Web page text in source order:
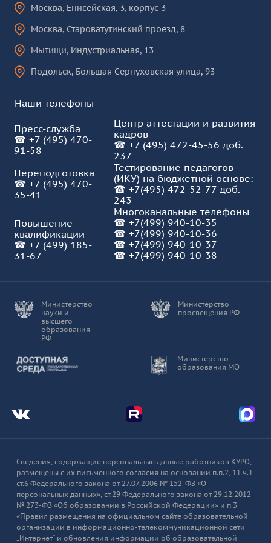
компетентность педагога, Шатура 1
PDF, 825.4 Кб
отклонениями в состоянии здоровья
КУРО с 27.02.2026
Медиация в образовании_
конфликтологическая
компетентность педагога, Шатура 2
гр. от 28.02.2026
Олигофренопедагогика с
27.02.2026_Ступино.
PDF, 1.1 Мб
Адаптивная физическая культура в
КУРО группа 1
Адаптивная физическая культура в
СПО, 380ч., №160-06 от 12.02.2026
Организационно-методическое
сопровождение дошкольного
образования в соответствии с ФОП
ДО № 102-06 от 03.02.2026, 388 ч,
Реутов
Москва, Енисейская, 3, корпус 3
Москва, Староватутинский проезд, 8
Мытищи, Индустриальная, 13
Подольск, Большая Серпуховская улица, 93
Наши телефоны
Пресс-служба
☎ +7 (495) 470-
91-58
Центр аттестации и развития
кадров
☎ +7 (495) 472-45-56 доб.
237
Переподготовка
☎ +7 (495) 470-
35-41
Тестирование педагогов
(ИКУ) на бюджетной основе:
☎ +7(495) 472-52-77 доб.
243
Многоканальные телефоны
☎ +7(499) 940-10-35
☎ +7(499) 940-10-36
☎ +7(499) 940-10-37
☎ +7(499) 940-10-38
Повышение
квалификации
☎ +7 (499) 185-
31-67
Министерство
науки и
высшего
образования
РФ
Министерство
просвещения РФ
Министерство
образования МО
Доступная среда
Мы во Вконтакте Мы в Telegram Мы в
Сведения, содержащие персональные данные работников КУРО,
размещены с их письменного согласия на основании п.п.2, 11 ч.1
ст.6 Федерального закона от 27.07.2006 № 152-ФЗ «О
персональных данных», ст.29 Федерального закона от 29.12.2012
№ 273-ФЗ «Об образовании в Российской Федерации» и п.3
«Правил размещения на официальном сайте образовательной
организации в информационно-телекоммуникационной сети
„Интернет“ и обновления информации об образовательной